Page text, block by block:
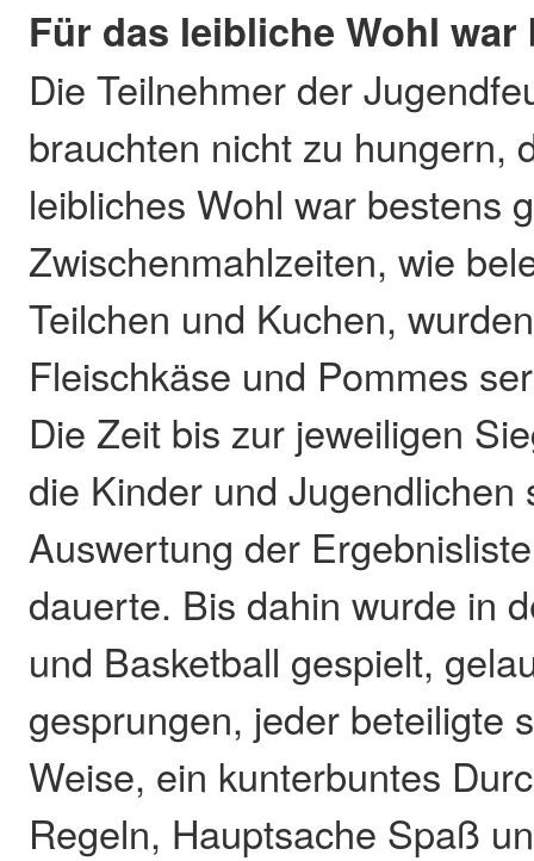
Für das leibliche Wohl
Die Teilnehmer der
brauchten nicht zu hungern,
leibliches Wohl war bestens
Zwischenmahlzeiten, wie
Teilchen und Kuchen,
Fleischkäse und Pommes
Die Zeit bis zur jeweiligen
die Kinder und Jugendlichen
Auswertung der
dauerte. Bis dahin wurde in
und Basketball gespielt,
gesprungen, jeder beteiligte
Weise, ein kunterbuntes
Regeln, Hauptsache Spaß